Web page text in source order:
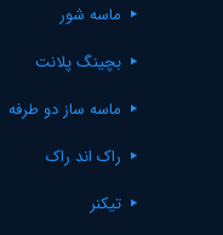
ماسه شور
بچینگ پلانت
ماسه ساز دو طرفه
راک اند راک
تیکنر